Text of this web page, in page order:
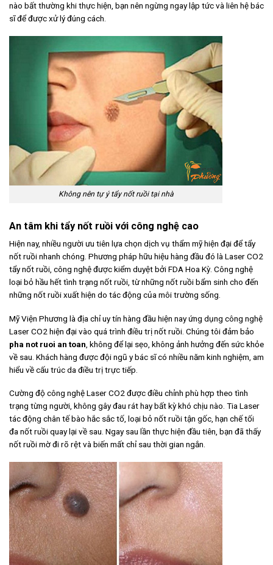
nào bất thường khi thực hiện, bạn nên ngừng ngay lập tức và liên hệ bác
sĩ để được xử lý đúng cách.
Không nên tự ý tẩy nốt ruồi tại nhà
An tâm khi tẩy nốt ruồi với công nghệ cao
Hiện nay, nhiều người ưu tiên lựa chọn dịch vụ thẩm mỹ hiện đại để tẩy
nốt ruồi nhanh chóng. Phương pháp hữu hiệu hàng đầu đó là Laser CO2
tẩy nốt ruồi, công nghệ được kiểm duyệt bởi FDA Hoa Kỳ. Công nghệ
loại bỏ hầu hết tình trạng nốt ruồi, từ những nốt ruồi bẩm sinh cho đến
những nốt ruồi xuất hiện do tác động của môi trường sống.
Mỹ Viện Phương là địa chỉ uy tín hàng đầu hiện nay ứng dụng công nghệ
Laser CO2 hiện đại vào quá trình điều trị nốt ruồi. Chúng tôi đảm bảo
pha not ruoi an toan , không để lại sẹo, không ảnh hưởng đến sức khỏe
về sau. Khách hàng được đội ngũ y bác sĩ có nhiều năm kinh nghiệm, am
hiểu về cấu trúc da điều trị trực tiếp.
Cường độ công nghệ Laser CO2 được điều chỉnh phù hợp theo tình
trạng từng người, không gây đau rát hay bất kỳ khó chịu nào. Tia Laser
tác động chân tế bào hắc sắc tố, loại bỏ nốt ruồi tận gốc, hạn chế tối
đa nốt ruồi quay lại về sau. Ngay sau lần thực hiện đầu tiên, bạn đã thấy
nốt ruồi mờ đi rõ rệt và biến mất chỉ sau thời gian ngắn.